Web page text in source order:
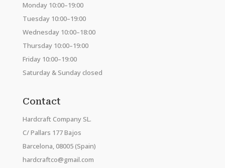
Monday 10:00–19:00
Tuesday 10:00–19:00
Wednesday 10:00–18:00
Thursday 10:00–19:00
Friday 10:00–19:00
Saturday & Sunday closed
Contact
Hardcraft Company SL.
C/ Pallars 177 Bajos
Barcelona, 08005 (Spain)
hardcraftco@gmail.com